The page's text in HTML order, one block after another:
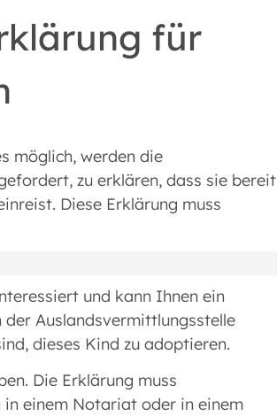
für
möglich, werden die
zu erklären, dass sie bereit
Diese Erklärung muss
und kann Ihnen ein
Auslandsvermittlungsstelle
dieses Kind zu adoptieren.
Die Erklärung muss
in einem Notariat oder in einem